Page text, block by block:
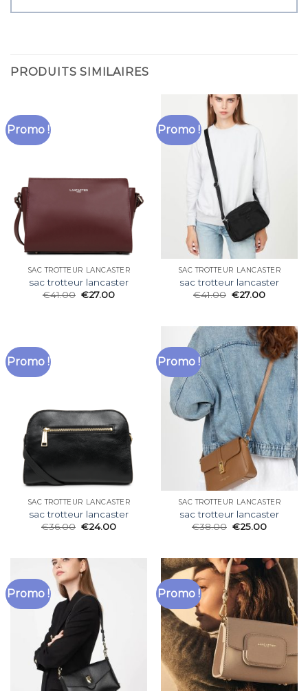
PRODUITS SIMILAIRES
Promo !
SAC TROTTEUR LANCASTER
sac trotteur lancaster
€41.00 €27.00
Promo !
SAC TROTTEUR LANCASTER
sac trotteur lancaster
€41.00 €27.00
Promo !
SAC TROTTEUR LANCASTER
sac trotteur lancaster
€36.00 €24.00
Promo !
SAC TROTTEUR LANCASTER
sac trotteur lancaster
€38.00 €25.00
Promo ! Promo !